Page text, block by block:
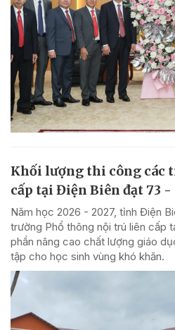
Khối lượng thi công các
cấp tại Điện Biên đạt 73 -
Năm học 2026 - 2027, tỉnh Điện
trường Phổ thông nội trú liên cấp
phần nâng cao chất lượng giáo
tập cho học sinh vùng khó khăn.